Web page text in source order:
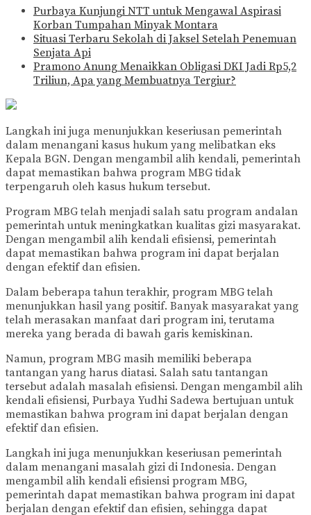
Purbaya Kunjungi NTT untuk Mengawal Aspirasi
Korban Tumpahan Minyak Montara
Situasi Terbaru Sekolah di Jaksel Setelah Penemuan
Senjata Api
Pramono Anung Menaikkan Obligasi DKI Jadi Rp5,2
Triliun, Apa yang Membuatnya Tergiur?
Langkah ini juga menunjukkan keseriusan pemerintah
dalam menangani kasus hukum yang melibatkan eks
Kepala BGN. Dengan mengambil alih kendali, pemerintah
dapat memastikan bahwa program MBG tidak
terpengaruh oleh kasus hukum tersebut.
Program MBG telah menjadi salah satu program andalan
pemerintah untuk meningkatkan kualitas gizi masyarakat.
Dengan mengambil alih kendali efisiensi, pemerintah
dapat memastikan bahwa program ini dapat berjalan
dengan efektif dan efisien.
Dalam beberapa tahun terakhir, program MBG telah
menunjukkan hasil yang positif. Banyak masyarakat yang
telah merasakan manfaat dari program ini, terutama
mereka yang berada di bawah garis kemiskinan.
Namun, program MBG masih memiliki beberapa
tantangan yang harus diatasi. Salah satu tantangan
tersebut adalah masalah efisiensi. Dengan mengambil alih
kendali efisiensi, Purbaya Yudhi Sadewa bertujuan untuk
memastikan bahwa program ini dapat berjalan dengan
efektif dan efisien.
Langkah ini juga menunjukkan keseriusan pemerintah
dalam menangani masalah gizi di Indonesia. Dengan
mengambil alih kendali efisiensi program MBG,
pemerintah dapat memastikan bahwa program ini dapat
berjalan dengan efektif dan efisien, sehingga dapat